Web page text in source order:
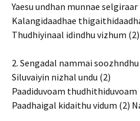
Yaesu undhan munnae selgiraar
Kalangidaadhae
Thudhiyinaal idindhu vizhum
2. Sengadal nammai
Siluvaiyin nizhal undu (2)
Paadiduvoam thudhithiduvoam
Paadhaigal kidaithu vidum (2)